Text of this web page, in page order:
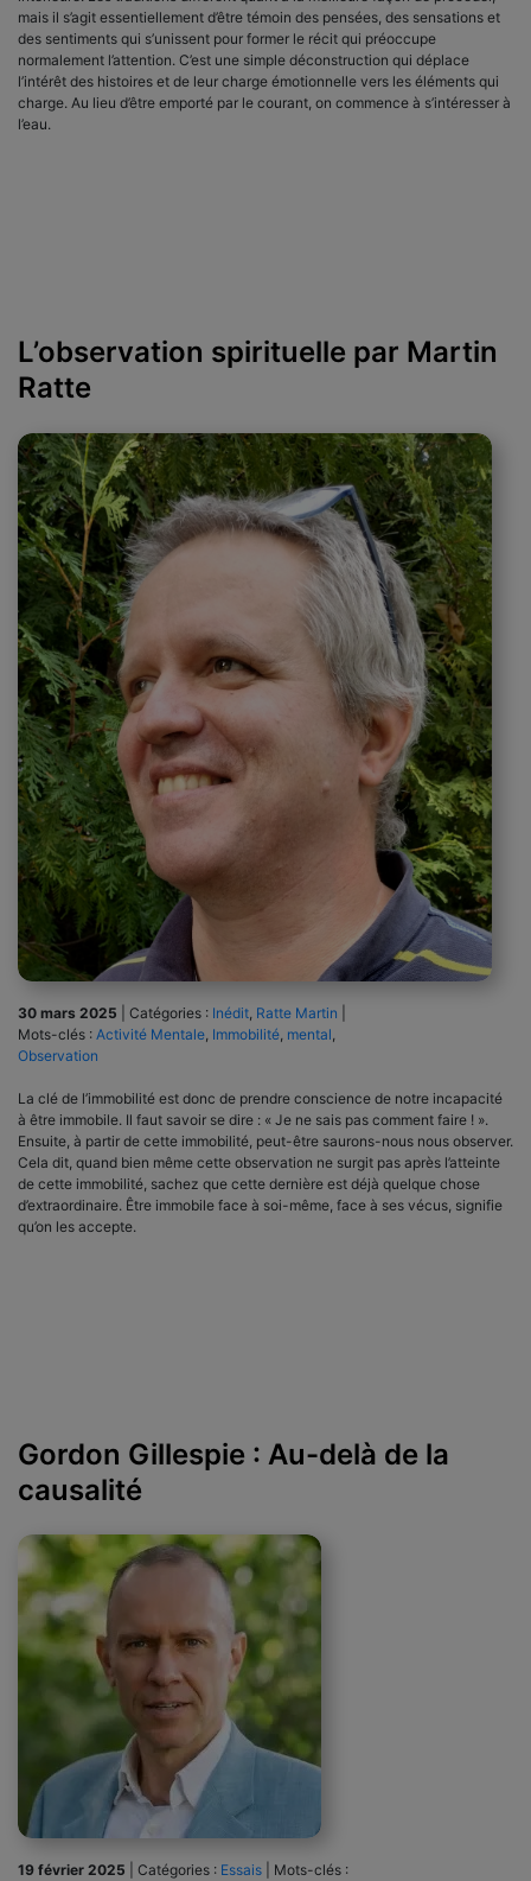
mais il s’agit essentiellement d’être témoin des pensées, des sensations et
des sentiments qui s’unissent pour former le récit qui préoccupe
normalement l’attention. C’est une simple déconstruction qui déplace
l’intérêt des histoires et de leur charge émotionnelle vers les éléments qui
charge. Au lieu d’être emporté par le courant, on commence à s’intéresser à
l’eau.
L’observation spirituelle par Martin
Ratte
30 mars 2025 Catégories : Inédit Ratte Martin
Mots-clés : Activité Mentale Immobilité mental
Observation
La clé de l’immobilité est donc de prendre conscience de notre incapacité
à être immobile. Il faut savoir se dire : « Je ne sais pas comment faire ! ».
Ensuite, à partir de cette immobilité, peut-être saurons-nous nous observer.
Cela dit, quand bien même cette observation ne surgit pas après l’atteinte
de cette immobilité, sachez que cette dernière est déjà quelque chose
d’extraordinaire. Être immobile face à soi-même, face à ses vécus, signifie
qu’on les accepte.
Gordon Gillespie : Au-delà de la
causalité
19 février 2025 Catégories : Essais
Mots-clés :